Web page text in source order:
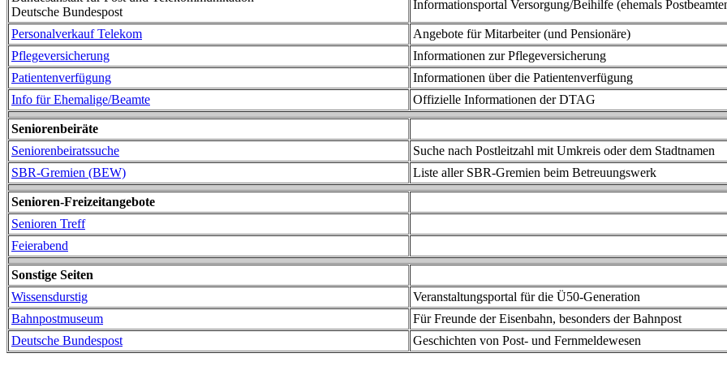
Deutsche Bundespost
Informationsportal Versorgung/Beihilfe (ehemals
Personalverkauf Telekom
Angebote für Mitarbeiter (und Pensionäre)
Pflegeversicherung
Informationen zur Pflegeversicherung
Patientenverfügung
Informationen über die Patientenverfügung
Info für Ehemalige/Beamte
Offizielle Informationen der DTAG
Seniorenbeiräte
Seniorenbeiratssuche
Suche nach Postleitzahl mit Umkreis oder dem Stadtnamen
SBR-Gremien (BEW)
Liste aller SBR-Gremien beim Betreuungswerk
Senioren-Freizeitangebote
Senioren Treff
Feierabend
Sonstige Seiten
Wissensdurstig
Veranstaltungsportal für die Ü50-Generation
Bahnpostmuseum
Für Freunde der Eisenbahn, besonders der Bahnpost
Deutsche Bundespost
Geschichten von Post- und Fernmeldewesen